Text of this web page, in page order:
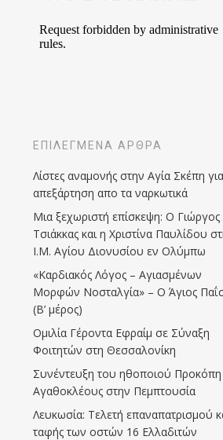
ΕΠΙΛΕΓΜΈΝΑ ΆΡΘΡΑ
Λίστες αναμονής στην Αγία Σκέπη για
απεξάρτηση απο τα ναρκωτικά
Μια ξεχωριστή επίσκεψη: Ο Γιώργος
Τσιάκκας και η Χριστίνα Παυλίδου
Ι.Μ. Αγίου Διονυσίου εν Ολύμπω
«Καρδιακός Λόγος – Αγιασμένων
Μορφών Νοσταλγία» – Ο Άγιος
(Β’ μέρος)
Ομιλία Γέροντα Εφραίμ σε Σύναξη
Φοιτητών στη Θεσσαλονίκη
Συνέντευξη του ηθοποιού Προκόπη
Αγαθοκλέους στην Πεμπτουσία
Λευκωσία: Τελετή επαναπατρισμού
ταφής των οστών 16 Ελλαδιτών